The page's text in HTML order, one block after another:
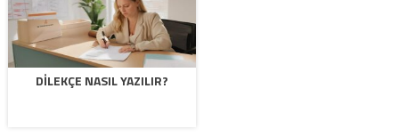
DILEKÇE NASIL YAZILIR?